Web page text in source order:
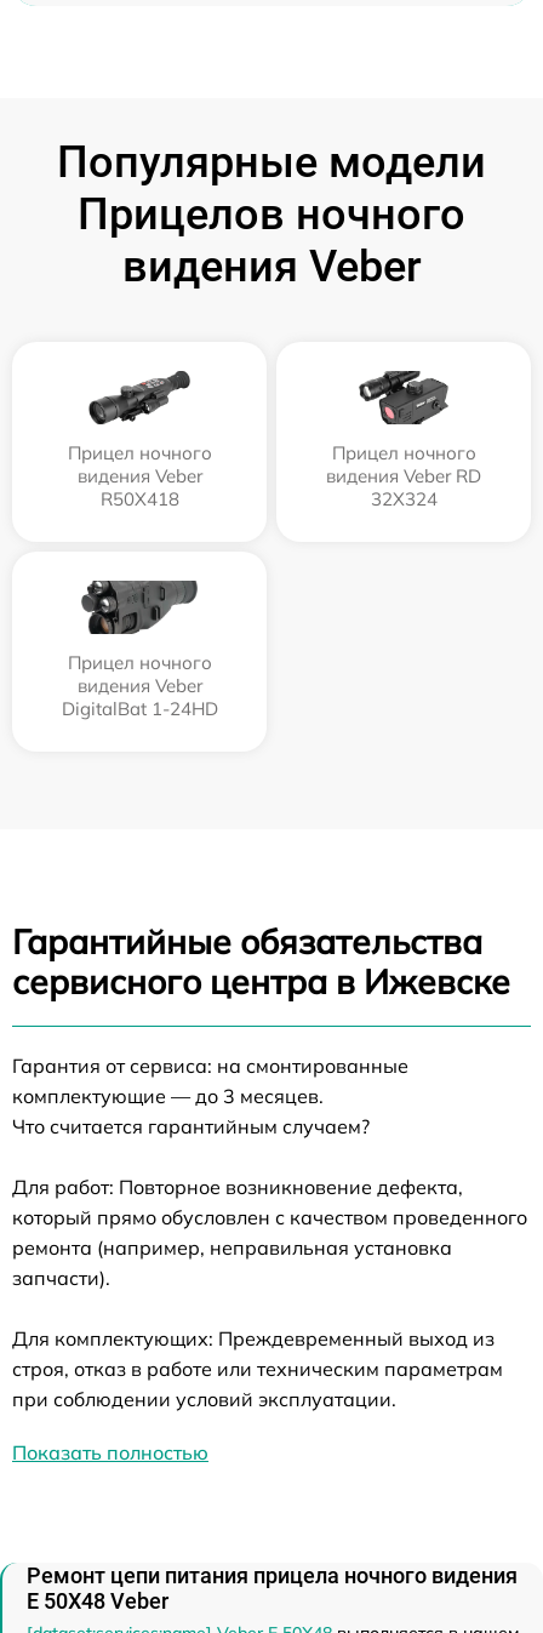
Популярные модели
Прицелов ночного
видения Veber
Прицел ночного
видения Veber
R50X418
Прицел ночного
видения Veber RD
32X324
Прицел ночного
видения Veber
DigitalBat 1-24HD
Гарантийные обязательства
сервисного центра в Ижевске
Гарантия от сервиса: на смонтированные
комплектующие — до 3 месяцев.
Что считается гарантийным случаем?
Для работ: Повторное возникновение дефекта,
который прямо обусловлен с качеством проведенного
ремонта (например, неправильная установка
запчасти).
Для комплектующих: Преждевременный выход из
строя, отказ в работе или техническим параметрам
при соблюдении условий эксплуатации.
Показать полностью
Ремонт цепи питания прицела ночного видения
E 50X48 Veber